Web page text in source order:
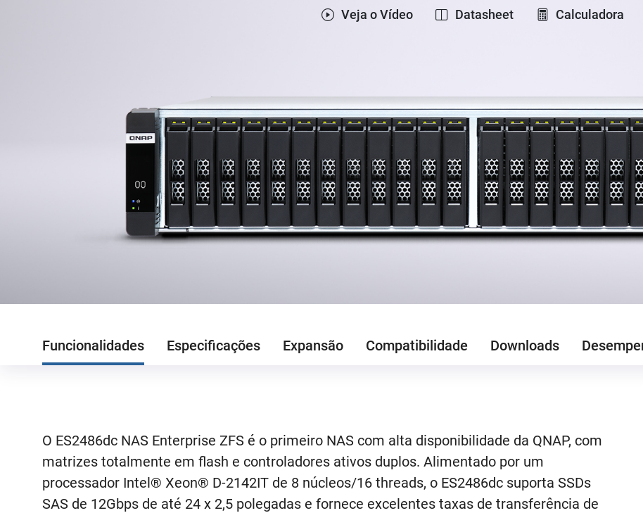
Veja o Vídeo Datasheet Calculadora
Funcionalidades Especificações Expansão Compatibilidade Downloads
O ES2486dc NAS Enterprise ZFS é o primeiro NAS com alta disponibilidade da QNAP, com
matrizes totalmente em flash e controladores ativos duplos. Alimentado por um
processador Intel® Xeon® D-2142IT de 8 núcleos/16 threads, o ES2486dc suporta SSDs
SAS de 12Gbps de até 24 x 2,5 polegadas e fornece excelentes taxas de transferência de